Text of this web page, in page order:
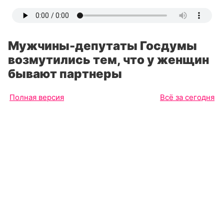
Мужчины-депутаты Госдумы
возмутились тем, что у женщин
бывают партнеры
Полная версия Всё за сегодня